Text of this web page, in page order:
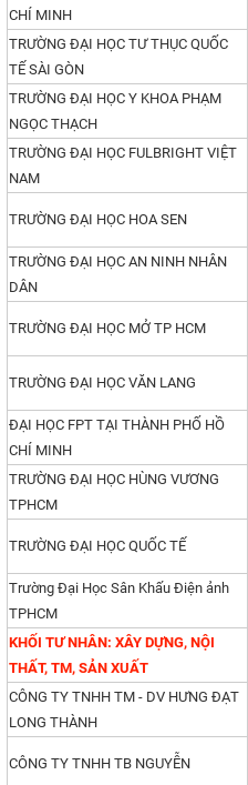
CHÍ MINH
TRƯỜNG ĐẠI HỌC TƯ THỤC QUỐC
TẾ SÀI GÒN
TRƯỜNG ĐẠI HỌC Y KHOA PHẠM
NGỌC THẠCH
TRƯỜNG ĐẠI HỌC FULBRIGHT VIỆT
NAM
TRƯỜNG ĐẠI HỌC HOA SEN
TRƯỜNG ĐẠI HỌC AN NINH NHÂN
DÂN
TRƯỜNG ĐẠI HỌC MỞ TP HCM
TRƯỜNG ĐẠI HỌC VĂN LANG
ĐẠI HỌC FPT TẠI THÀNH PHỐ HỒ
CHÍ MINH
TRƯỜNG ĐẠI HỌC HÙNG VƯƠNG
TPHCM
TRƯỜNG ĐẠI HỌC QUỐC TẾ
Trường Đại Học Sân Khấu Điện ảnh
TPHCM
KHỐI TƯ NHÂN: XÂY DỰNG, NỘI
THẤT, TM, SẢN XUẤT
CÔNG TY TNHH TM - DV HƯNG ĐẠT
LONG THÀNH
CÔNG TY TNHH TB NGUYỄN